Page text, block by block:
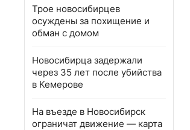
Трое новосибирцев
осуждены за похищение и
обман с домом
Новосибирца задержали
через 35 лет после убийства
в Кемерове
На въезде в Новосибирск
ограничат движение — карта